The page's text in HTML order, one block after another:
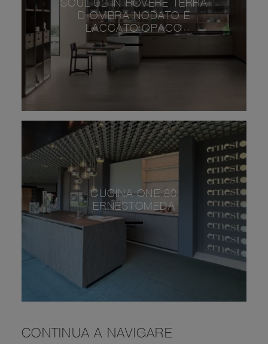
SOUL 02 IN ROVERE TERRA
D OMBRA NODATO E
LACCATO OPACO
CUCINA ONE 80
ERNESTOMEDA
CONTINUA A NAVIGARE